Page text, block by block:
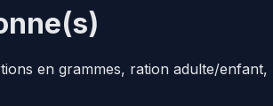
en grammes, ration adulte/